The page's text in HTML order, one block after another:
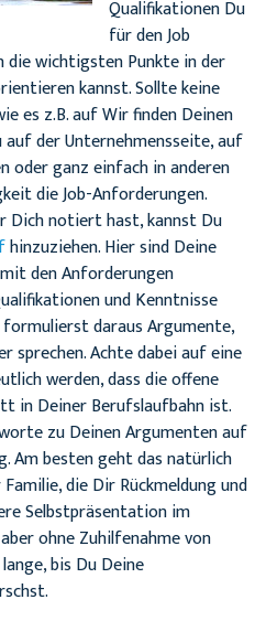
Qualifikationen Du
für den Job
wichtigsten Punkte in der
kannst. Sollte keine
es z.B. auf Wir finden Deinen
auf der Unternehmensseite, auf
oder ganz einfach in anderen
die Job-Anforderungen.
Dich notiert hast, kannst Du
hinzuziehen. Hier sind Deine
den Anforderungen
und Kenntnisse
daraus Argumente,
sprechen. Achte dabei auf eine
werden, dass die offene
in Deiner Berufslaufbahn ist.
zu Deinen Argumenten auf
Am besten geht das natürlich
die Dir Rückmeldung und
Selbstpräsentation im
ohne Zuhilfenahme von
bis Du Deine